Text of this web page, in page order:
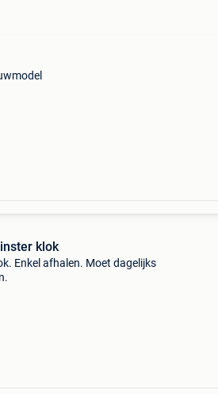
klok
Enkel afhalen. Moet dagelijks